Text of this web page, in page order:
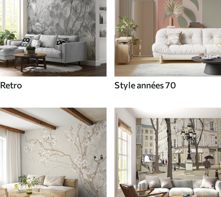
Retro Style années 70